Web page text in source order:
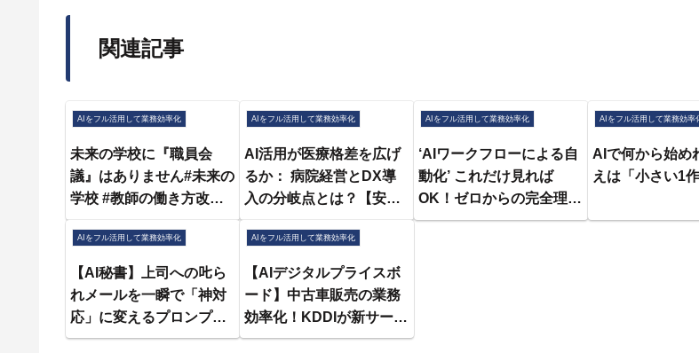
関連記事
AIをフル活用して業務効率化
未来の学校に『職員会
議』はありません#未来の
学校 #教師の働き方改革 #
DX #業務効率化 #教育改
革 #ショート #世界線トラ
ベラー
AIをフル活用して業務効率化
AI活用が医療格差を広げ
るか： 病院経営とDX導
入の分岐点とは？【安宅
宋美玄】
AIをフル活用して業務効率化
‘AIワークフローによる自
動化’ これだけ見れば
OK！ゼロからの完全理解
【2025年最新版】
AIをフル活用して業務効率
AIで何から始め
えは「小さい1
AIをフル活用して業務効率化
【AI秘書】上司への𠮟ら
れメールを一瞬で「神対
応」に変えるプロンプ
ト。校正レベルが鬼！
AIをフル活用して業務効率化
【AIデジタルプライスボ
ード】中古車販売の業務
効率化！KDDIが新サービ
ス提供【2025/10/21】思